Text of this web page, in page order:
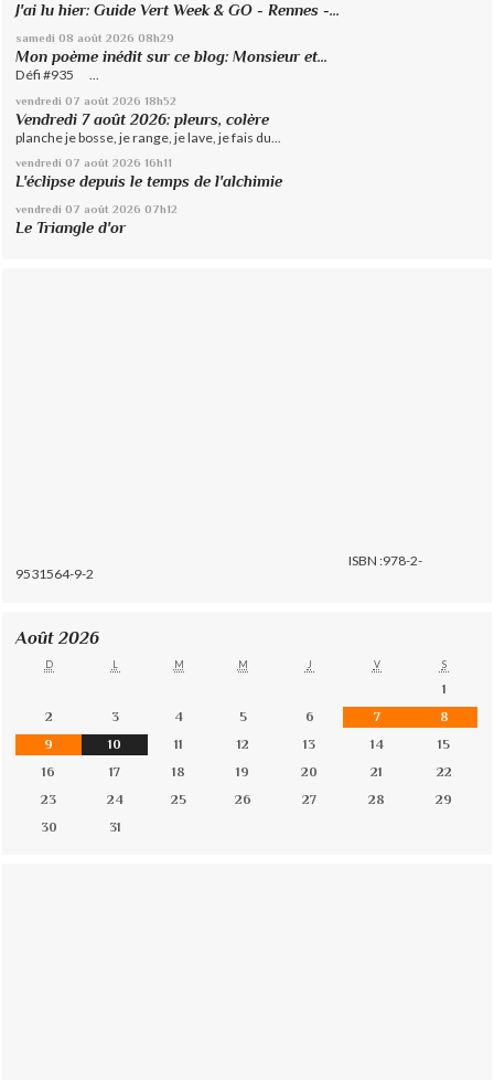
J'ai lu hier: Guide Vert Week & GO - Rennes -...
samedi 08 août 2026 08h29
Mon poème inédit sur ce blog: Monsieur et...
Défi #935 ...
vendredi 07 août 2026 18h52
Vendredi 7 août 2026: pleurs, colère
planche je bosse, je range, je lave, je fais du...
vendredi 07 août 2026 16h11
L'éclipse depuis le temps de l'alchimie
vendredi 07 août 2026 07h12
Le Triangle d'or
ISBN :978-2-
9531564-9-2
Août 2026
D L M M J V S
1
2
3 4 5 6 7
8
9
10 11 12 13 14
15
16
17 18 19 20 21
22
23
24 25 26 27 28
29
30
31